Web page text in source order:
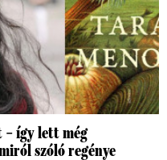
– így lett még
szóló regénye